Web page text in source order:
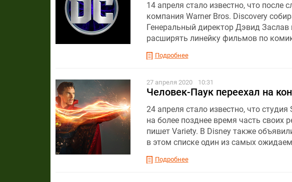
14 апреля стало известно, что после
компания Warner Bros. Discovery
Генеральный директор Дэвид
расширять линейку фильмов по
Подробнее
27 апреля 2020 10:31
Человек-Паук переехал на
24 апреля стало известно, что
на более позднее время часть
пишет Variety. В Disney также
в этом списке один из самых
Подробнее